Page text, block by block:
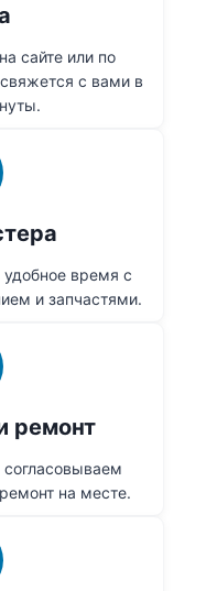
сайте или по
с вами в
время с
и запчастями.
ремонт
на месте.